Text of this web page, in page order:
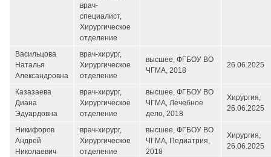
врач-
специалист,
Хирургическое
отделение
Васильцова
Наталья
Александровна
врач-хирург,
Хирургическое
отделение
высшее, ФГБОУ ВО
ЧГМА, 2018
26.06.2025
Казазаева
Диана
Эдуардовна
врач-хирург,
Хирургическое
отделение
высшее, ФГБОУ ВО
ЧГМА, Лечебное
дело, 2018
Хирургия,
26.06.2025
Никифоров
Андрей
Николаевич
врач-хирург,
Хирургическое
отделение
высшее, ФГБОУ ВО
ЧГМА, Педиатрия,
2018
Хирургия,
26.06.2025